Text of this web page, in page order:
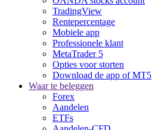
TradingView
Rentepercentage
Mobiele app
Professionele klant
MetaTrader 5
Opties voor storten
Download de app of MT5
Waar te beleggen
Forex
Aandelen
ETFs